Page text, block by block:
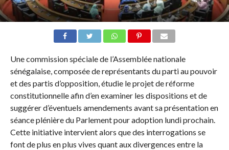
Une commission spéciale de l’Assemblée nationale
sénégalaise, composée de représentants du parti au pouvoir
et des partis d’opposition, étudie le projet de réforme
constitutionnelle afin d’en examiner les dispositions et de
suggérer d’éventuels amendements avant sa présentation en
séance plénière du Parlement pour adoption lundi prochain.
Cette initiative intervient alors que des interrogations se
font de plus en plus vives quant aux divergences entre la